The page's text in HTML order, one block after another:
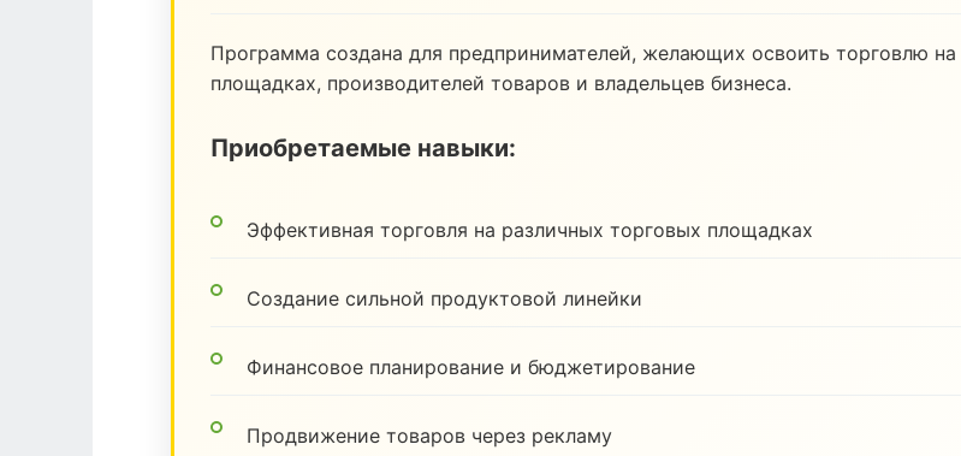
Программа создана для предпринимателей, желающих освоить торговлю на
площадках, производителей товаров и владельцев бизнеса.
Приобретаемые навыки:
Эффективная торговля на различных торговых площадках
Создание сильной продуктовой линейки
Финансовое планирование и бюджетирование
Продвижение товаров через рекламу